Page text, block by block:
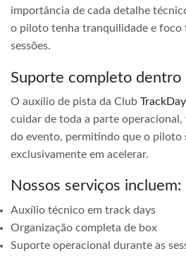
importância de cada detalhe
o piloto tenha tranquilidade e foco
sessões.
Suporte completo dentro
O auxílio de pista da Club TrackDay
cuidar de toda a parte operacional,
do evento, permitindo que o piloto
exclusivamente em acelerar.
Nossos serviços incluem:
Auxílio técnico em track days
Organização completa de box
Suporte operacional durante as